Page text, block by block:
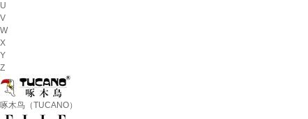
U
V
W
X
Y
Z
啄木鸟（TUCANO）